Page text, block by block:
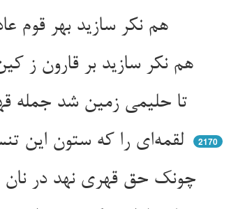
هم نکر سازید بهر قوم عاد ** زود خیزی تیزرو یعنی که باد
هم نکر سازید بر قارون ز کین ** در حلیمی این زمین پوشید کین
تا حلیمی زمین شد جمله قهر ** برد قارون را و گنجش را به قعر
لقمه‌ای را که ستون این تنست ** دفع تیغ جوع نان چون جوشنست
2170